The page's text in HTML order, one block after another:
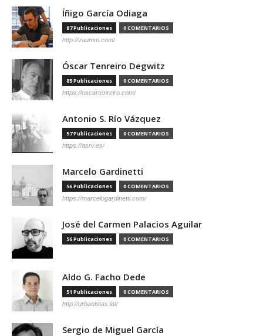
Íñigo García Odiaga
87 Publicaciones 0 COMENTARIOS
http://vaumm.com/
Óscar Tenreiro Degwitz
85 Publicaciones 0 COMENTARIOS
https://oscartenreiro.com/
Antonio S. Río Vázquez
57 Publicaciones 0 COMENTARIOS
https://asrv.es/
Marcelo Gardinetti
56 Publicaciones 0 COMENTARIOS
https://marcelogardinetti.com/
José del Carmen Palacios Aguilar
56 Publicaciones 0 COMENTARIOS
Aldo G. Facho Dede
51 Publicaciones 0 COMENTARIOS
http://urbanistas.lat/
Sergio de Miguel García